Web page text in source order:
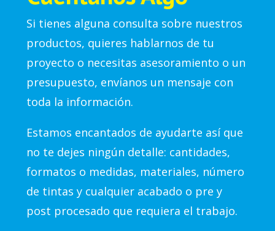
Si tienes alguna consulta sobre nuestros
productos, quieres hablarnos de tu
proyecto o necesitas asesoramiento o un
presupuesto, envíanos un mensaje con
toda la información.
Estamos encantados de ayudarte así que
no te dejes ningún detalle: cantidades,
formatos o medidas, materiales, número
de tintas y cualquier acabado o pre y
post procesado que requiera el trabajo.